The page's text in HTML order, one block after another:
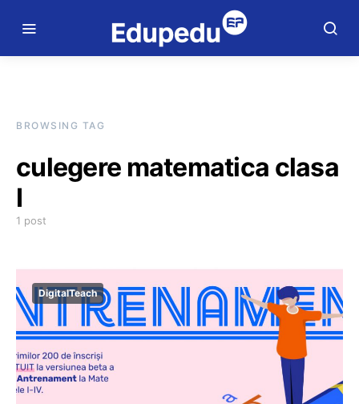
BROWSING TAG
culegere matematica clasa
I
1 post
DigitalTeach